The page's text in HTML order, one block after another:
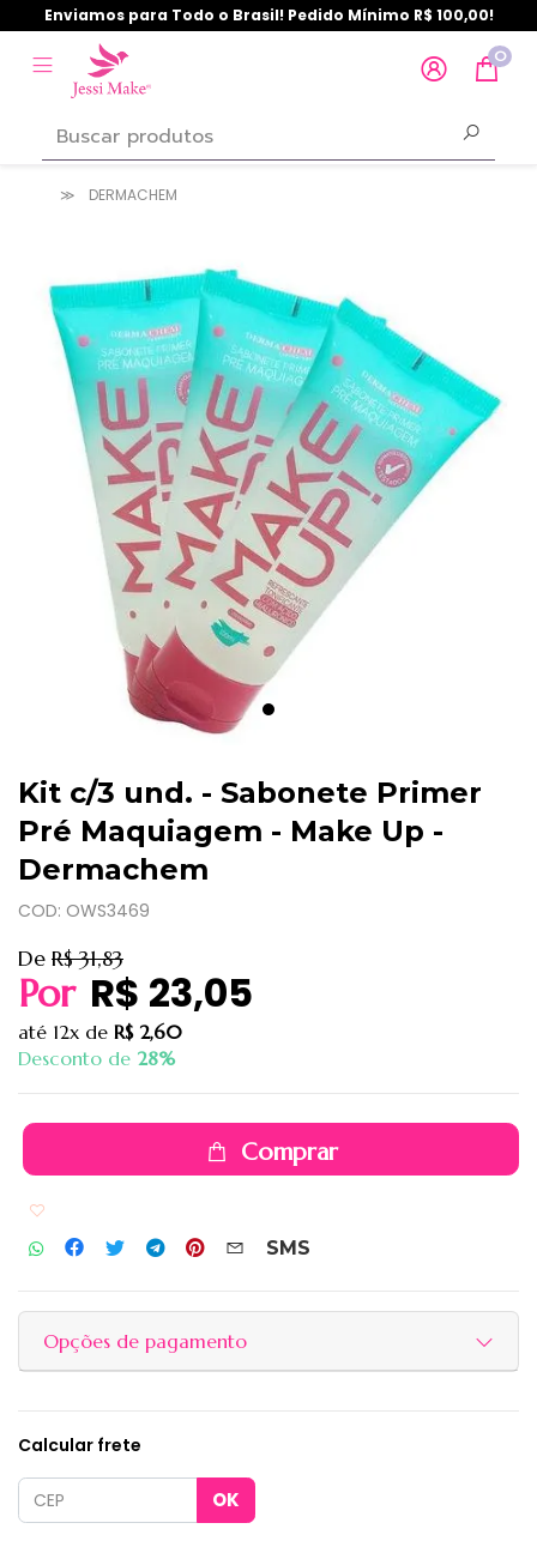
Enviamos para Todo o Brasil! Pedido Mínimo R$ 100,00!
0
DERMACHEM
Kit c/3 und. - Sabonete Primer
Pré Maquiagem - Make Up -
Dermachem
COD: OWS3469
De R$ 31,83
Por R$ 23,05
até 12x de R$ 2,60
Desconto de 28%
Comprar
SMS
Opções de pagamento
Calcular frete